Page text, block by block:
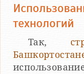
технологий
Так,